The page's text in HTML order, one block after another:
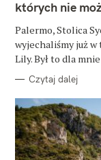
R
których nie
Palermo, Stolica
wyjechaliśmy już w
Lily. Był to dla
Czytaj dalej